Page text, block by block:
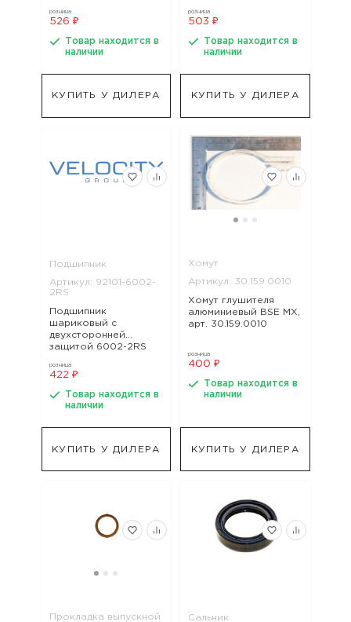
12-12
розница
526 ₽
Товар находится в
наличии
КУПИТЬ У ДИЛЕРА
розница
503 ₽
Товар находится в
наличии
КУПИТЬ У ДИЛЕРА
Подшипник
Артикул: 92101-6002-
2RS
Подшипник
шариковый с
двухсторонней
защитой 6002-2RS
J2 KIDS 50, арт. 92101-
розница
422 ₽
Товар находится в
наличии
КУПИТЬ У ДИЛЕРА
Хомут
Артикул: 30.159.0010
Хомут глушителя
алюминиевый BSE MX,
арт. 30.159.0010
розница
400 ₽
Товар находится в
наличии
КУПИТЬ У ДИЛЕРА
Прокладка выпускной Сальник